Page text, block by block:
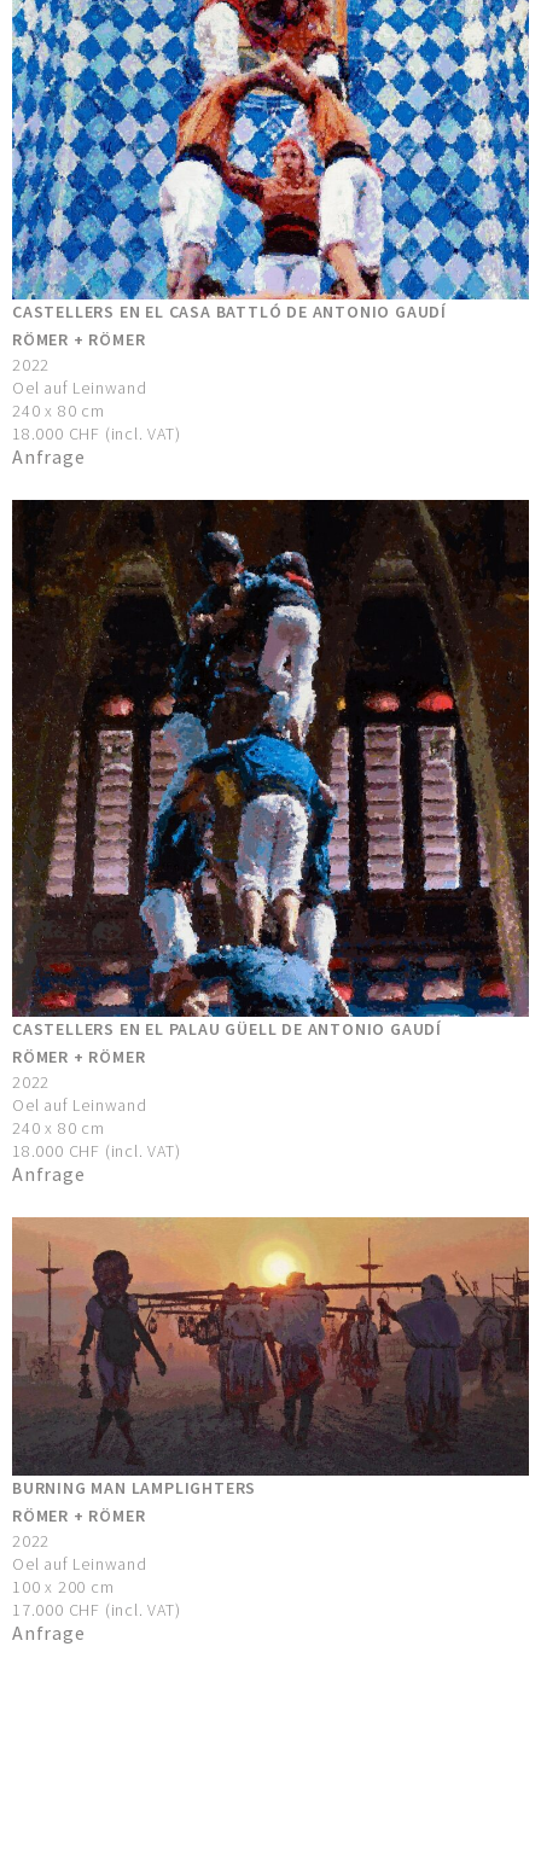
CASTELLERS EN EL CASA BATTLÓ DE ANTONIO GAUDÍ
RÖMER + RÖMER
2022
Oel auf Leinwand
240 x 80 cm
18.000 CHF (incl. VAT)
Anfrage
CASTELLERS EN EL PALAU GÜELL DE ANTONIO GAUDÍ
RÖMER + RÖMER
2022
Oel auf Leinwand
240 x 80 cm
18.000 CHF (incl. VAT)
Anfrage
BURNING MAN LAMPLIGHTERS
RÖMER + RÖMER
2022
Oel auf Leinwand
100 x 200 cm
17.000 CHF (incl. VAT)
Anfrage